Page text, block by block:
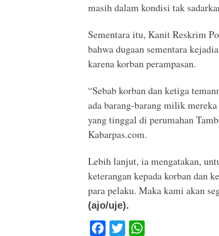
masih dalam kondisi tak
Sementara itu, Kanit Reskrim
bahwa dugaan sementara
karena korban perampasan.
“Sebab korban dan ketiga
ada barang-barang milik
yang tinggal di perumahan
Kabarpas.com.
Lebih lanjut, ia mengatakan,
keterangan kepada korban dan
para pelaku. Maka kami akan
(ajo/uje).
F
T